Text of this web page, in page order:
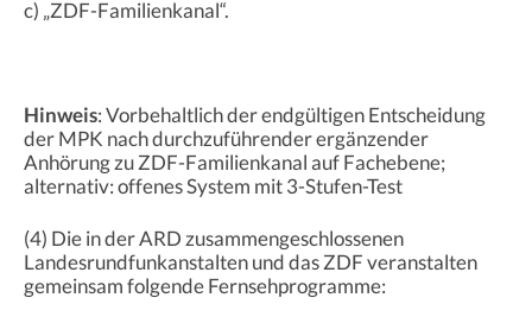
c) „ZDF-Familienkanal“.
Hinweis: Vorbehaltlich der endgültigen Entscheidung
der MPK nach durchzuführender ergänzender
Anhörung zu ZDF-Familienkanal auf Fachebene;
alternativ: offenes System mit 3-Stufen-Test
(4) Die in der ARD zusammengeschlossenen
Landesrundfunkanstalten und das ZDF veranstalten
gemeinsam folgende Fernsehprogramme: